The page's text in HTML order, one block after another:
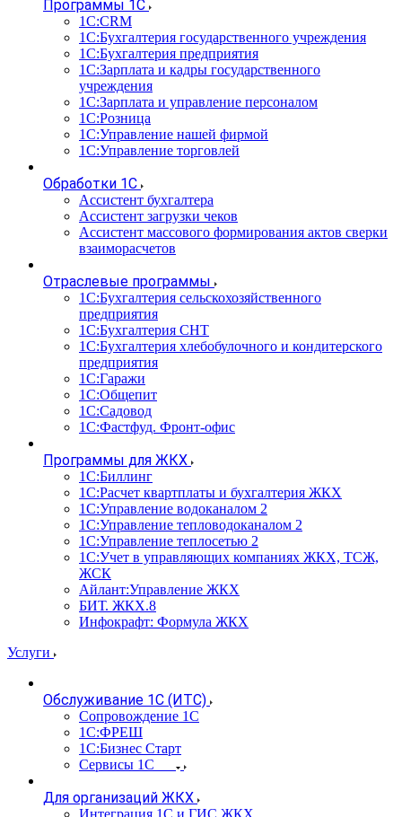
Программы 1С
1С:CRM
1С:Бухгалтерия государственного учреждения
1С:Бухгалтерия предприятия
1С:Зарплата и кадры государственного
учреждения
1С:Зарплата и управление персоналом
1С:Розница
1С:Управление нашей фирмой
1С:Управление торговлей
Обработки 1С
Ассистент бухгалтера
Ассистент загрузки чеков
Ассистент массового формирования актов сверки
взаиморасчетов
Отраслевые программы
1С:Бухгалтерия сельскохозяйственного
предприятия
1С:Бухгалтерия СНТ
1С:Бухгалтерия хлебобулочного и кондитерского
предприятия
1С:Гаражи
1С:Общепит
1С:Садовод
1С:Фастфуд. Фронт-офис
Программы для ЖКХ
1С:Биллинг
1С:Расчет квартплаты и бухгалтерия ЖКХ
1С:Управление водоканалом 2
1С:Управление тепловодоканалом 2
1С:Управление теплосетью 2
1С:Учет в управляющих компаниях ЖКХ, ТСЖ,
ЖСК
Айлант:Управление ЖКХ
БИТ. ЖКХ.8
Инфокрафт: Формула ЖКХ
Услуги
Обслуживание 1С (ИТС)
Сопровождение 1С
1С:ФРЕШ
1С:Бизнес Старт
Сервисы 1С
Для организаций ЖКХ
Интеграция 1С и ГИС ЖКХ